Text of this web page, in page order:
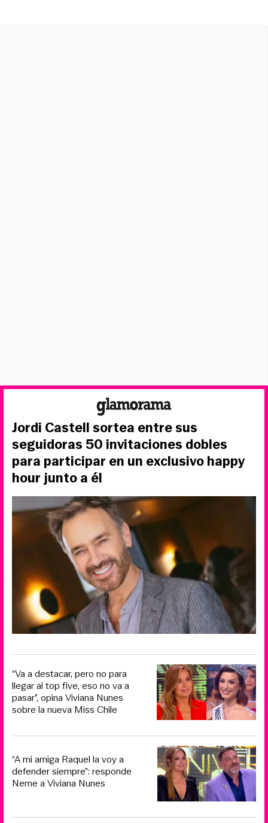
Jordi Castell sortea entre sus
seguidoras 50 invitaciones dobles
para participar en un exclusivo happy
hour junto a él
“Va a destacar, pero no para
llegar al top five, eso no va a
pasar”, opina Viviana Nunes
sobre la nueva Miss Chile
“A mi amiga Raquel la voy a
defender siempre”: responde
Neme a Viviana Nunes